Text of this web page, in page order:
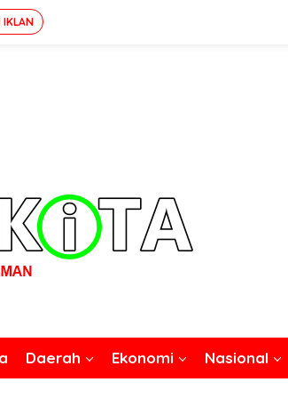
IKLAN
Daerah Ekonomi Nasional